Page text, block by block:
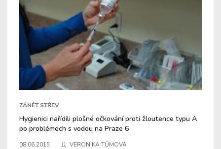
ZÁNĚT STŘEV
Hygienici nařídili plošné očkování proti žloutence typu A
po problémech s vodou na Praze 6
08.06.2015 VERONIKA TŮMOVÁ